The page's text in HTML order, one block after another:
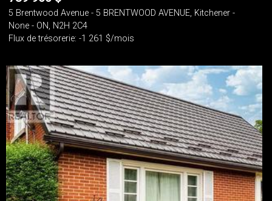
5 Brentwood Avenue - 5 BRENTWOOD AVENUE, Kitchener -
None - ON, N2H 2C4
Flux de trésorerie: -1 261 $/mois